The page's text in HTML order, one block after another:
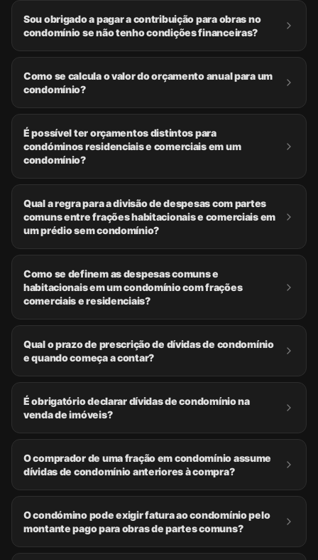
Sou obrigado a pagar a contribuição para obras no
condomínio se não tenho condições financeiras?
Como se calcula o valor do orçamento anual para um
condomínio?
É possível ter orçamentos distintos para
condóminos residenciais e comerciais em um
condomínio?
Qual a regra para a divisão de despesas com partes
comuns entre frações habitacionais e comerciais em
um prédio sem condomínio?
Como se definem as despesas comuns e
habitacionais em um condomínio com frações
comerciais e residenciais?
Qual o prazo de prescrição de dívidas de condomínio
e quando começa a contar?
É obrigatório declarar dívidas de condomínio na
venda de imóveis?
O comprador de uma fração em condomínio assume
dívidas de condomínio anteriores à compra?
O condómino pode exigir fatura ao condomínio pelo
montante pago para obras de partes comuns?